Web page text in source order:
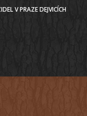
V PRAZE DEJVICÍCH